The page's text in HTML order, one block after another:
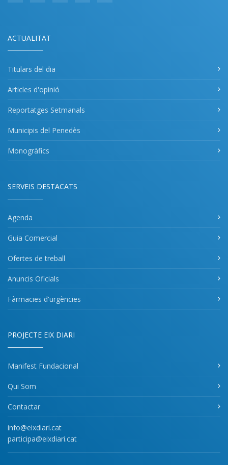
ACTUALITAT
Titulars del dia
Articles d'opinió
Reportatges Setmanals
Municipis del Penedès
Monogràfics
SERVEIS DESTACATS
Agenda
Guia Comercial
Ofertes de treball
Anuncis Oficials
Fàrmacies d'urgències
PROJECTE EIX DIARI
Manifest Fundacional
Qui Som
Contactar
info@eixdiari.cat
participa@eixdiari.cat